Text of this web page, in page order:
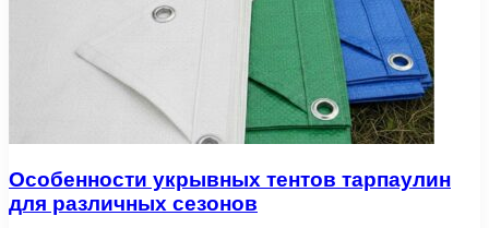
Особенности укрывных тентов тарпаулин
для различных сезонов